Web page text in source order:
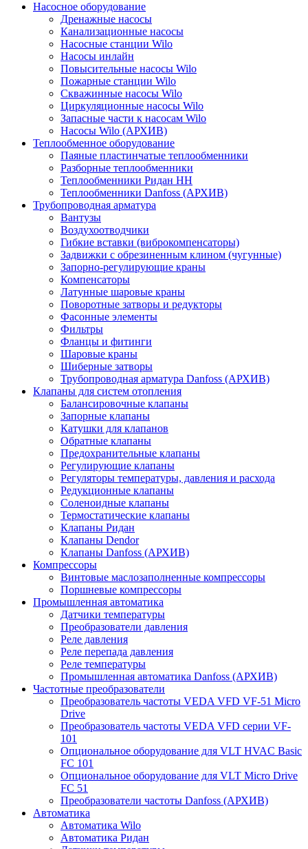
Насосное оборудование
Дренажные насосы
Канализационные насосы
Насосные станции Wilo
Насосы инлайн
Повысительные насосы Wilo
Пожарные станции Wilo
Скважинные насосы Wilo
Циркуляционные насосы Wilo
Запасные части к насосам Wilo
Насосы Wilo (АРХИВ)
Теплообменное оборудование
Паяные пластинчатые теплообменники
Разборные теплообменники
Теплообменники Ридан НН
Теплообменники Danfoss (АРХИВ)
Трубопроводная арматура
Вантузы
Воздухоотводчики
Гибкие вставки (виброкомпенсаторы)
Задвижки с обрезиненным клином (чугунные)
Запорно-регулирующие краны
Компенсаторы
Латунные шаровые краны
Поворотные затворы и редукторы
Фасонные элементы
Фильтры
Фланцы и фитинги
Шаровые краны
Шиберные затворы
Трубопроводная арматура Danfoss (АРХИВ)
Клапаны для систем отопления
Балансировочные клапаны
Запорные клапаны
Катушки для клапанов
Обратные клапаны
Предохранительные клапаны
Регулирующие клапаны
Регуляторы температуры, давления и расхода
Редукционные клапаны
Соленоидные клапаны
Термостатические клапаны
Клапаны Ридан
Клапаны Dendor
Клапаны Danfoss (АРХИВ)
Компрессоры
Винтовые маслозаполненные компрессоры
Поршневые компрессоры
Промышленная автоматика
Датчики температуры
Преобразователи давления
Реле давления
Реле перепада давления
Реле температуры
Промышленная автоматика Danfoss (АРХИВ)
Частотные преобразователи
Преобразователь частоты VEDA VFD VF-51 Micro
Drive
Преобразователь частоты VEDA VFD серии VF-
101
Опциональное оборудование для VLT HVAC Basic
FC 101
Опциональное оборудование для VLT Micro Drive
FC 51
Преобразователи частоты Danfoss (АРХИВ)
Автоматика
Автоматика Wilo
Автоматика Ридан